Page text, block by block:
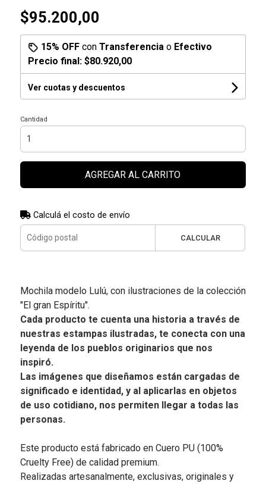
$95.200,00
15% OFFcon Transferencia o Efectivo
Precio final: $80.920,00
Ver cuotas y descuentos
Cantidad
AGREGAR AL CARRITO
Calculá el costo de envío
CALCULAR
Mochila modelo Lulú, con ilustraciones de la colección
"El gran Espíritu".
Cada producto te cuenta una historia a través de
nuestras estampas ilustradas, te conecta con una
leyenda de los pueblos originarios que nos
inspiró.
Las imágenes que diseñamos están cargadas de
significado e identidad, y al aplicarlas en objetos
de uso cotidiano, nos permiten llegar a todas las
personas.
Este producto está fabricado en Cuero PU (100%
Cruelty Free) de calidad premium.
Realizadas artesanalmente, exclusivas, originales y